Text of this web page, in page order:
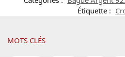
Étiquette :
MOTS CLÉS